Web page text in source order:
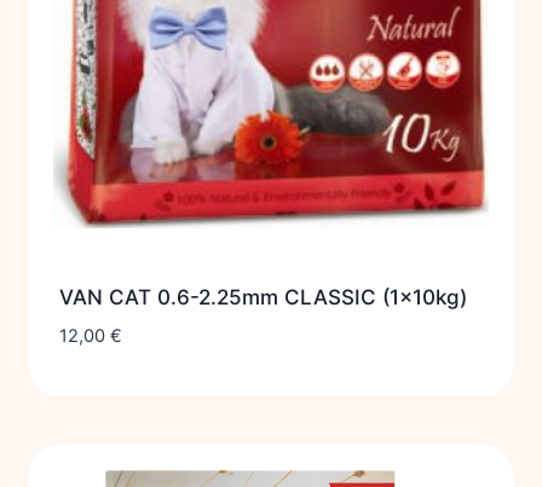
VAN CAT 0.6-2.25mm CLASSIC (1x10kg)
12,00 €